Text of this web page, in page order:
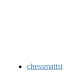
chessmatist